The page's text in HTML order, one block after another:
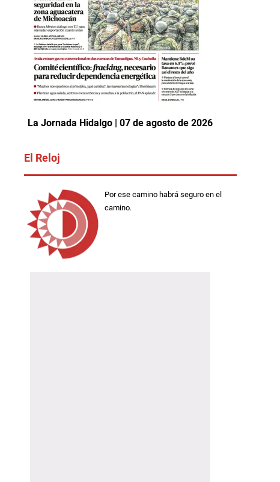
La Jornada Hidalgo | 07 de agosto de 2026
El Reloj
Por ese camino habrá seguro en el
camino.